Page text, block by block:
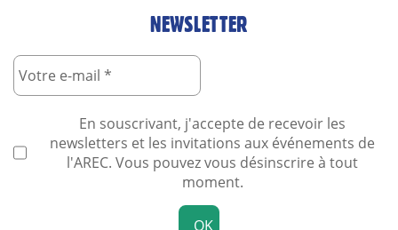
NEWSLETTER
En souscrivant, j'accepte de recevoir les
newsletters et les invitations aux événements de
l'AREC. Vous pouvez vous désinscrire à tout
moment.